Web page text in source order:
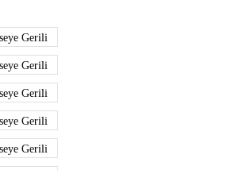
Gerili
Gerili
Gerili
Gerili
Gerili